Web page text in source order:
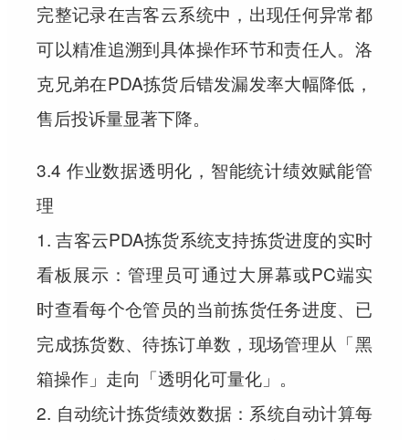
完整记录在吉客云系统中，出现任何异常都
可以精准追溯到具体操作环节和责任人。洛
克兄弟在PDA拣货后错发漏发率大幅降低，
售后投诉量显著下降。
3.4 作业数据透明化，智能统计绩效赋能管
理
1. 吉客云PDA拣货系统支持拣货进度的实时
看板展示：管理员可通过大屏幕或PC端实
时查看每个仓管员的当前拣货任务进度、已
完成拣货数、待拣订单数，现场管理从「黑
箱操作」走向「透明化可量化」。
2. 自动统计拣货绩效数据：系统自动计算每